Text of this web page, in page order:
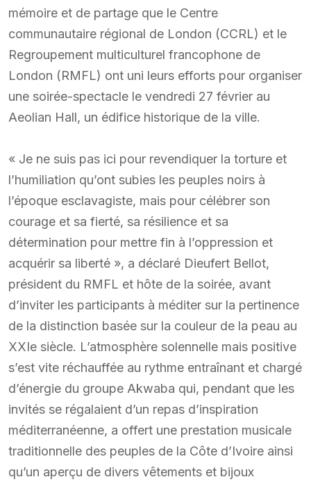
mémoire et de partage que le Centre
communautaire régional de London (CCRL) et le
Regroupement multiculturel francophone de
London (RMFL) ont uni leurs efforts pour organiser
une soirée-spectacle le vendredi 27 février au
Aeolian Hall, un édifice historique de la ville.
« Je ne suis pas ici pour revendiquer la torture et
l’humiliation qu’ont subies les peuples noirs à
l’époque esclavagiste, mais pour célébrer son
courage et sa fierté, sa résilience et sa
détermination pour mettre fin à l’oppression et
acquérir sa liberté », a déclaré Dieufert Bellot,
président du RMFL et hôte de la soirée, avant
d’inviter les participants à méditer sur la pertinence
de la distinction basée sur la couleur de la peau au
XXIe siècle. L’atmosphère solennelle mais positive
s’est vite réchauffée au rythme entraînant et chargé
d’énergie du groupe Akwaba qui, pendant que les
invités se régalaient d’un repas d’inspiration
méditerranéenne, a offert une prestation musicale
traditionnelle des peuples de la Côte d’Ivoire ainsi
qu’un aperçu de divers vêtements et bijoux